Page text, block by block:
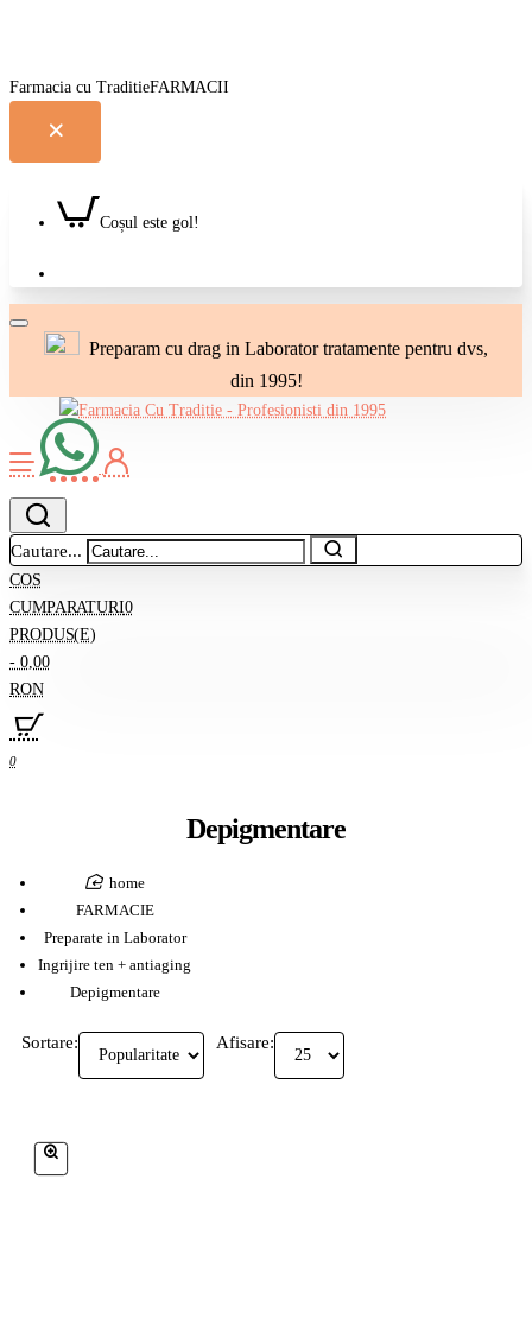
Farmacia cu Traditie
Coșul este gol!
Preparam cu drag in Laborator tratamente pentru dvs,
din 1995!
Cautare...
COS
CUMPARATURI0
PRODUS(E)
- 0,00
RON
0
Depigmentare
home
FARMACIE
Preparate in Laborator
Ingrijire ten + antiaging
Depigmentare
Sortare: Afisare: